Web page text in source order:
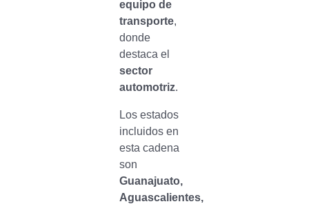
equipo de
transporte,
donde
destaca el
sector
automotriz.
Los estados
incluidos en
esta cadena
son
Guanajuato,
Aguascalientes,